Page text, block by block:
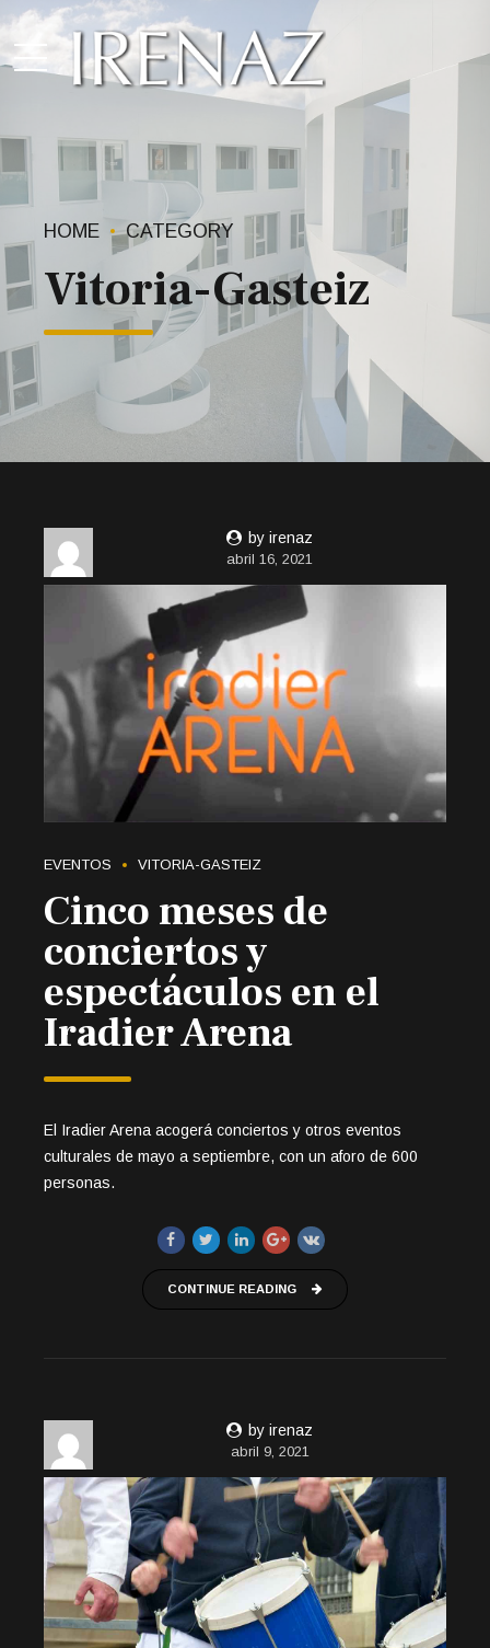
HOME CATEGORY
Vitoria-Gasteiz
by irenaz
abril 16, 2021
EVENTOS VITORIA-GASTEIZ
Cinco meses de
conciertos y
espectáculos en el
Iradier Arena
El Iradier Arena acogerá conciertos y otros eventos
culturales de mayo a septiembre, con un aforo de 600
personas.
CONTINUE READING
by irenaz
abril 9, 2021